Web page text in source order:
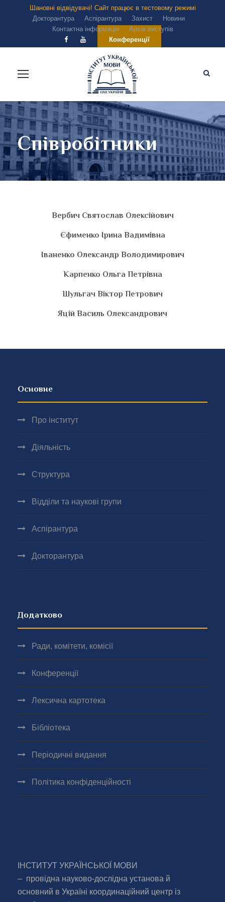
Шановні відвідувачі! Сайт працює в тестовому режимі
Докторантура
Аспірантура Захист
Новини
Контактна інформація
Архів виступів
Конференції
Співробітники
Вербич Святослав Олексійович
Єфименко Ірина Вадимівна
Іваненко Олександр Володимирович
Карпенко Ольга Петрівна
Шульгач Віктор Петрович
Яцій Василь Олександрович
Основне
Про інститут
Діяльність
Структура
Відділи та наукові групи
Аспірантура
Докторантура
Додатково
Ради, комітети, комісії
Конференції
Лексична картотека
Бібліотека
Періодичні видання
Політика конфіденційності
ІНСТИТУТ УКРАЇНСЬКОЇ МОВИ
– провідна науково-дослідна установа й
основний в Україні координаційний центр із